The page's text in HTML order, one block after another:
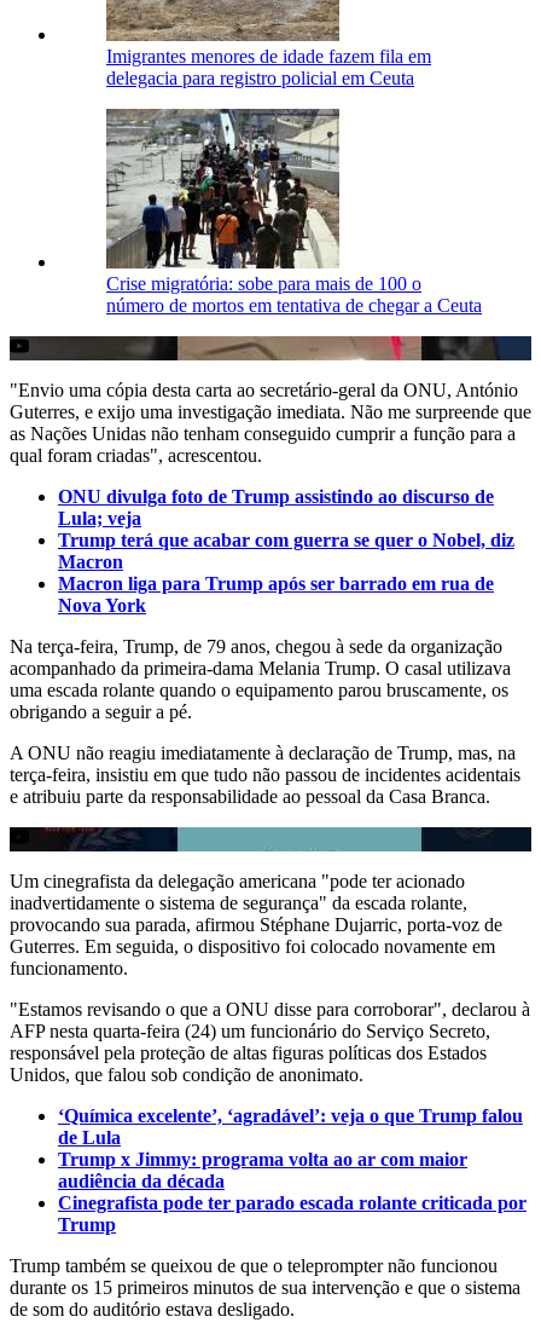
Imigrantes menores de idade fazem fila em
delegacia para registro policial em Ceuta
Crise migratória: sobe para mais de 100 o
número de mortos em tentativa de chegar a Ceuta
"Envio uma cópia desta carta ao secretário-geral da ONU, António
Guterres, e exijo uma investigação imediata. Não me surpreende que
as Nações Unidas não tenham conseguido cumprir a função para a
qual foram criadas", acrescentou.
ONU divulga foto de Trump assistindo ao discurso de
Lula; veja
Trump terá que acabar com guerra se quer o Nobel, diz
Macron
Macron liga para Trump após ser barrado em rua de
Nova York
Na terça-feira, Trump, de 79 anos, chegou à sede da organização
acompanhado da primeira-dama Melania Trump. O casal utilizava
uma escada rolante quando o equipamento parou bruscamente, os
obrigando a seguir a pé.
A ONU não reagiu imediatamente à declaração de Trump, mas, na
terça-feira, insistiu em que tudo não passou de incidentes acidentais
e atribuiu parte da responsabilidade ao pessoal da Casa Branca.
Um cinegrafista da delegação americana "pode ter acionado
inadvertidamente o sistema de segurança" da escada rolante,
provocando sua parada, afirmou Stéphane Dujarric, porta-voz de
Guterres. Em seguida, o dispositivo foi colocado novamente em
funcionamento.
"Estamos revisando o que a ONU disse para corroborar", declarou à
AFP nesta quarta-feira (24) um funcionário do Serviço Secreto,
responsável pela proteção de altas figuras políticas dos Estados
Unidos, que falou sob condição de anonimato.
‘Química excelente’, ‘agradável’: veja o que Trump falou
de Lula
Trump x Jimmy: programa volta ao ar com maior
audiência da década
Cinegrafista pode ter parado escada rolante criticada por
Trump
Trump também se queixou de que o teleprompter não funcionou
durante os 15 primeiros minutos de sua intervenção e que o sistema
de som do auditório estava desligado.